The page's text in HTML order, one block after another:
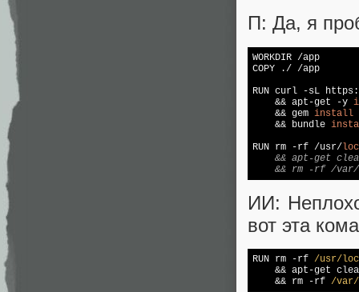
П: Да, я
WORKDIR /app
COPY ./ /app
RUN curl -sL
    && apt-get -y
    && gem
install
    && bundle
RUN rm -rf /usr/
&& apt-get
&& rm -rf /
ИИ:
вот эта
RUN rm -rf /usr/
&& apt-get
    && rm -rf
/